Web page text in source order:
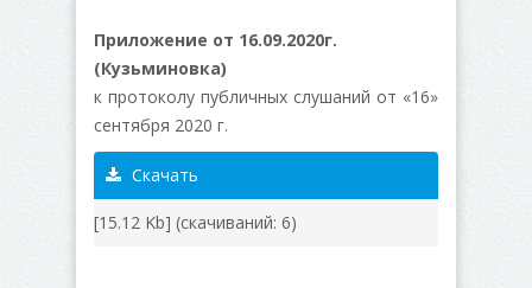
Приложение от 16.09.2020г.
(Кузьминовка)
к протоколу публичных слушаний от «16»
сентября 2020 г.
Скачать
[15.12 Kb] (cкачиваний: 6)